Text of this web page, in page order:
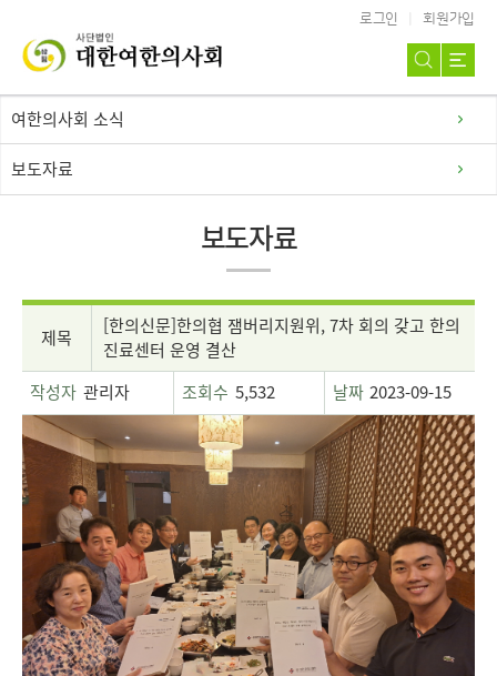
로그인 회원가입
여한의사회 소식
보도자료
보도자료
제목
[한의신문]한의협 잼버리지원위, 7차 회의 갖고 한의
진료센터 운영 결산
작성자 관리자 조회수 5,532 날짜 2023-09-15